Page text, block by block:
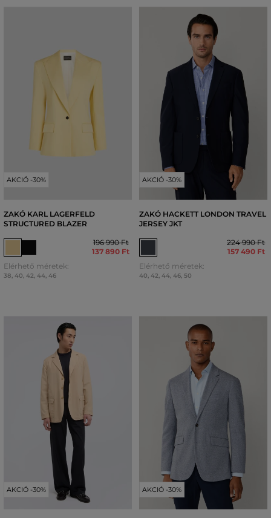
AKCIÓ -30%
ZAKÓ KARL LAGERFELD
STRUCTURED BLAZER
196 990 Ft
137 890 Ft
Elérhető méretek:
38, 40, 42, 44, 46
AKCIÓ -30%
ZAKÓ HACKETT LONDON TRAVEL
JERSEY JKT
224 990 Ft
157 490 Ft
Elérhető méretek:
40, 42, 44, 46, 50
AKCIÓ -30% AKCIÓ -30%